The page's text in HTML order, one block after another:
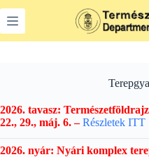
to
content
2026. tavasz:
22., 29., máj. 6. –Részletek ITT
2026. nyár: Nyári komplex